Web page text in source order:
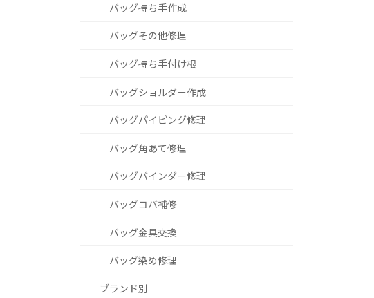
バッグ持ち手作成
バッグその他修理
バッグ持ち手付け根
バッグショルダー作成
バッグパイピング修理
バッグ角あて修理
バッグバインダー修理
バッグコバ補修
バッグ金具交換
バッグ染め修理
ブランド別